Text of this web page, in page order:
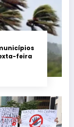
feira